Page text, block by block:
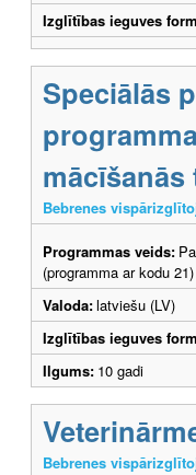
Izglītības ieguves
Speciālās
Bebrenes
Programmas veids:
(programma ar kodu 21)
Valoda:latviešu (LV)
Izglītības ieguves
Ilgums: 10 gadi
Bebrenes